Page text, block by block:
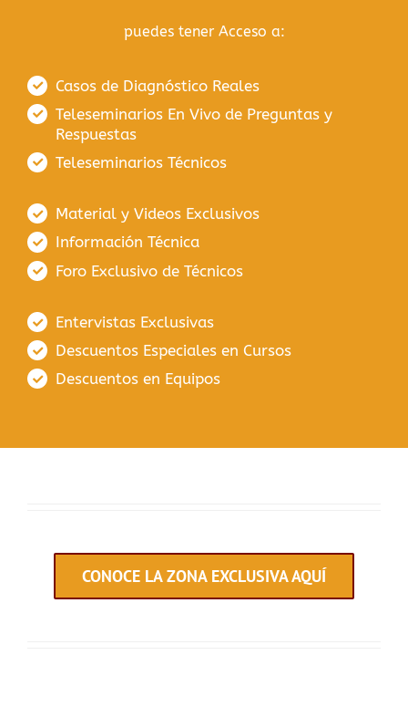
puedes tener Acceso a:
Casos de Diagnóstico Reales
Teleseminarios En Vivo de Preguntas y
Respuestas
Teleseminarios Técnicos
Material y Videos Exclusivos
Información Técnica
Foro Exclusivo de Técnicos
Entervistas Exclusivas
Descuentos Especiales en Cursos
Descuentos en Equipos
CONOCE LA ZONA EXCLUSIVA AQUÍ